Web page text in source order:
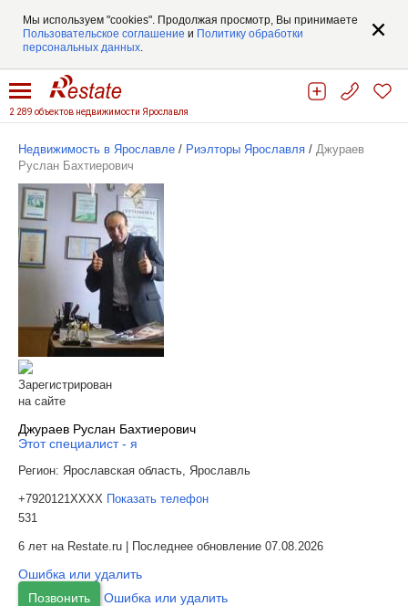
Мы используем "cookies". Продолжая просмотр, Вы принимаете
Пользовательское соглашение и Политику обработки
персональных данных.
2 289 объектов недвижимости Ярославля
Недвижимость в Ярославле / Риэлторы Ярославля / Джураев
Руслан Бахтиерович
Зарегистрирован
на сайте
Джураев Руслан Бахтиерович
Этот специалист - я
Регион: Ярославская область, Ярославль
+7920121XXXX Показать телефон
531
6 лет на Restate.ru | Последнее обновление 07.08.2026
Ошибка или удалить
Позвонить
Ошибка или удалить